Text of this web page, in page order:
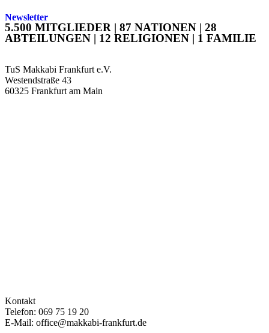
Newsletter
5.500 MITGLIEDER | 87 NATIONEN | 28
ABTEILUNGEN | 12 RELIGIONEN | 1 FAMILIE
TuS Makkabi Frankfurt e.V.
Westendstraße 43
60325 Frankfurt am Main
Kontakt
Telefon: 069 75 19 20
E-Mail: office@makkabi-frankfurt.de